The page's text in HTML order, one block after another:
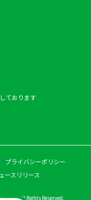
ております
プライバシーポリシー
ースリリース
All Rights Reserved.